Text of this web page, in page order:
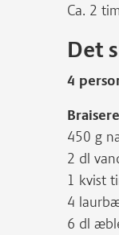
Ca. 2
Det
4
450 g
2 dl
1 kvist
4
6 dl